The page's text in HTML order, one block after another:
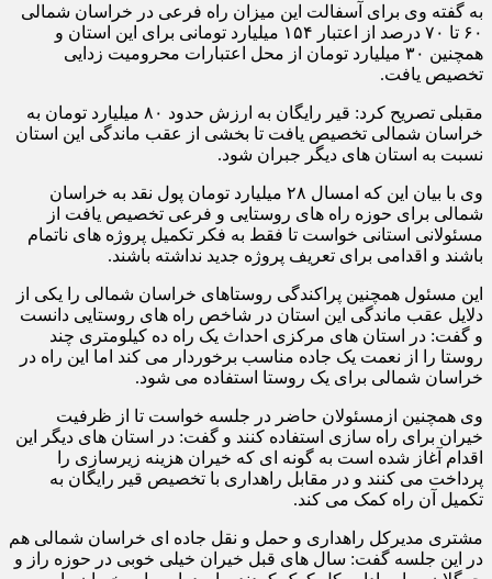
به گفته وی برای آسفالت این میزان راه فرعی در خراسان شمالی
۶۰ تا ۷۰ درصد از اعتبار ۱۵۴ میلیارد تومانی برای این استان و
همچنین ۳۰ میلیارد تومان از محل اعتبارات محرومیت زدایی
تخصیص یافت.
مقبلی تصریح کرد: قیر رایگان به ارزش حدود ۸۰ میلیارد تومان به
خراسان شمالی تخصیص یافت تا بخشی از عقب ماندگی این استان
نسبت به استان های دیگر جبران شود.
وی با بیان این که امسال ۲۸ میلیارد تومان پول نقد به خراسان
شمالی برای حوزه راه های روستایی و فرعی تخصیص یافت از
مسئولانی استانی خواست تا فقط به فکر تکمیل پروژه های ناتمام
باشند و اقدامی برای تعریف پروژه جدید نداشته باشند.
این مسئول همچنین پراکندگی روستاهای خراسان شمالی را یکی از
دلایل عقب ماندگی این استان در شاخص راه های روستایی دانست
و گفت: در استان های مرکزی احداث یک راه ده کیلومتری چند
روستا را از نعمت یک جاده مناسب برخوردار می کند اما این راه در
خراسان شمالی برای یک روستا استفاده می شود.
وی همچنین ازمسئولان حاضر در جلسه خواست تا از ظرفیت
خیران برای راه سازی استفاده کنند و گفت: در استان های دیگر این
اقدام آغاز شده است به گونه ای که خیران هزینه زیرسازی را
پرداخت می کنند و در مقابل راهداری با تخصیص قیر رایگان به
تکمیل آن راه کمک می کند.
مشتری مدیرکل راهداری و حمل و نقل جاده ای خراسان شمالی هم
در این جلسه گفت: سال های قبل خیران خیلی خوبی در حوزه راز و